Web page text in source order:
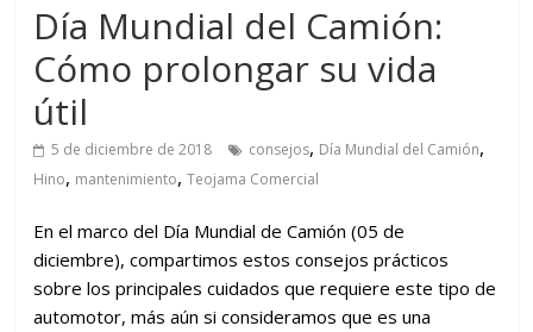
Día Mundial del Camión:
Cómo prolongar su vida
útil
5 de diciembre de 2018 consejos, Día Mundial del Camión,
Hino, mantenimiento,Teojama Comercial
En el marco del Día Mundial de Camión (05 de
diciembre), compartimos estos consejos prácticos
sobre los principales cuidados que requiere este tipo de
automotor, más aún si consideramos que es una